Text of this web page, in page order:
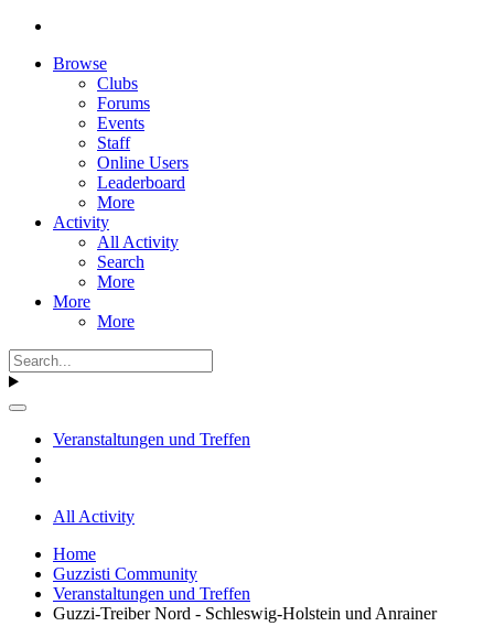
Browse
Clubs
Forums
Events
Staff
Online Users
Leaderboard
More
Activity
All Activity
Search
More
More
More
Veranstaltungen und Treffen
All Activity
Home
Guzzisti Community
Veranstaltungen und Treffen
Guzzi-Treiber Nord - Schleswig-Holstein und Anrainer